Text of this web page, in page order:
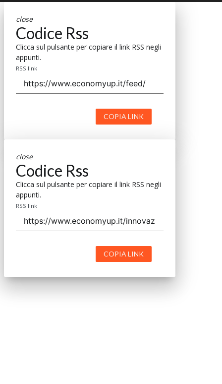
close
Codice Rss
Clicca sul pulsante per copiare il link RSS negli
appunti.
RSS link
COPIA LINK
close
Codice Rss
Clicca sul pulsante per copiare il link RSS negli
appunti.
RSS link
COPIA LINK